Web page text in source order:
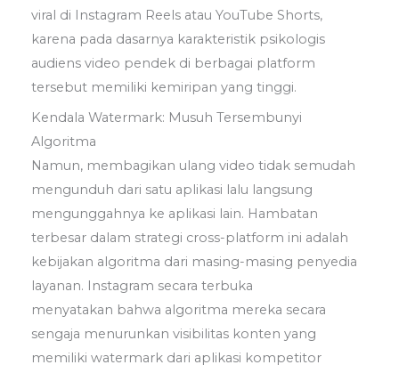
viral di Instagram Reels atau YouTube Shorts,
karena pada dasarnya karakteristik psikologis
audiens video pendek di berbagai platform
tersebut memiliki kemiripan yang tinggi.
Kendala Watermark: Musuh Tersembunyi
Algoritma
Namun, membagikan ulang video tidak semudah
mengunduh dari satu aplikasi lalu langsung
mengunggahnya ke aplikasi lain. Hambatan
terbesar dalam strategi cross-platform ini adalah
kebijakan algoritma dari masing-masing penyedia
layanan. Instagram secara terbuka
menyatakan bahwa algoritma mereka secara
sengaja menurunkan visibilitas konten yang
memiliki watermark dari aplikasi kompetitor